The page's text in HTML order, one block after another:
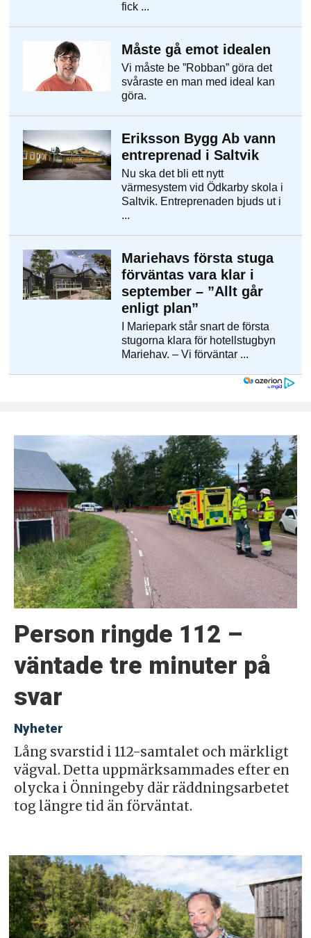
Person ringde 112 –
väntade tre minuter på
svar
Nyheter
Lång svarstid i 112-samtalet och märkligt
vägval. Detta uppmärksammades efter en
olycka i Önningeby där räddningsarbetet
tog längre tid än förväntat.